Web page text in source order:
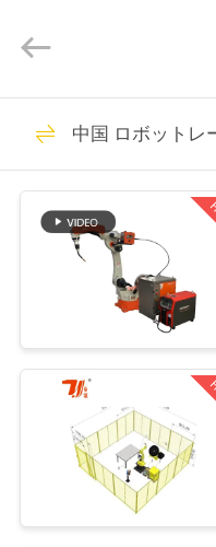
製
画
ち
2017
Taiyi
Technology
Company
All
レーザ
ロボッ
溶接機
中国 ロボットレ